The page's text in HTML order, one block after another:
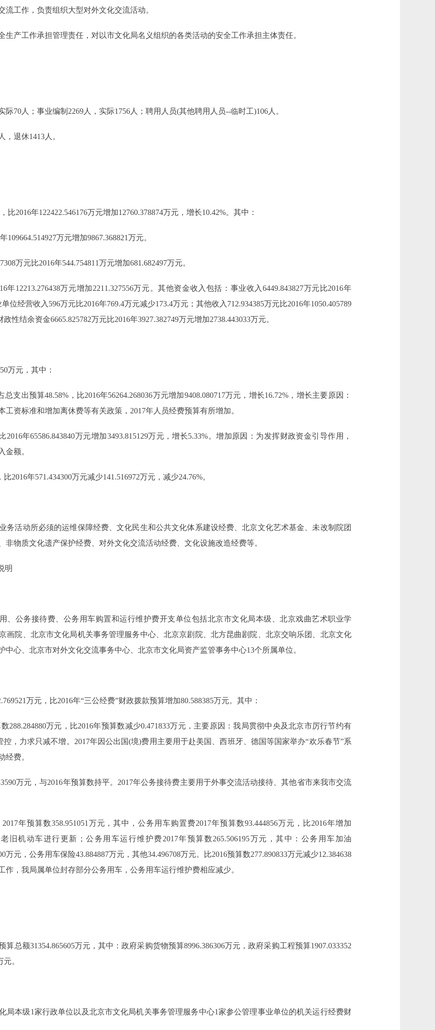
作，负责组织大型对外文化交流活动。
工作承担管理责任，对以市文化局名义组织的各类活动的安全工作承担主体责任。
人；事业编制2269人，实际1756人；聘用人员(其他聘用人员--临时工)106人。
退休1413人。
年122422.546176万元增加12760.378874万元，增长10.42%。其中：
万元增加9867.368821万元。
元比2016年544.754811万元增加681.682497万元。
万元增加2211.327556万元。其他资金收入包括：事业收入6449.843827万元比2016年
位经营收入596万元比2016年769.4万元减少173.4万元；其他收入712.934385万元比2016年1050.405789
性结余资金6665.825782万元比2016年3927.382749万元增加2738.443033万元。
万元，其中：
出预算48.58%，比2016年56264.268036万元增加9408.080717万元，增长16.72%，增长主要原因：
资标准和增加离休费等有关政策，2017年人员经费预算有所增加。
年65586.843840万元增加3493.815129万元，增长5.33%。增加原因：为发挥财政资金引导作用，
金额。
年571.434300万元减少141.516972万元，减少24.76%。
动所必须的运维保障经费、文化民生和公共文化体系建设经费、北京文化艺术基金、未改制院团
物质文化遗产保护经费、对外文化交流活动经费、文化设施改造经费等。
明
务接待费、公务用车购置和运行维护费开支单位包括北京市文化局本级、北京戏曲艺术职业学
画院、北京市文化局机关事务管理服务中心、北京京剧院、北方昆曲剧院、北京交响乐团、北京文化
心、北京市对外文化交流事务中心、北京市文化局资产监管事务中心13个所属单位。
万元，比2016年“三公经费”财政拨款预算增加80.588385万元。其中：
万元，比2016年预算数减少0.471833万元，主要原因：我局贯彻中央及北京市厉行节约有
，力求只减不增。2017年因公出国(境)费用主要用于赴美国、西班牙、德国等国家举办“欢乐春节”系
经费。
万元，与2016年预算数持平。2017年公务接待费主要用于外事交流活动接待、其他省市来我市交流
预算数358.951051万元，其中，公务用车购置费2017年预算数93.444856万元，比2016年增加
旧机动车进行更新；公务用车运行维护费2017年预算数265.506195万元，其中：公务用车加油
万元，公务用车保险43.884887万元，其他34.496708万元。比2016预算数277.890833万元减少12.384638
，我局属单位封存部分公务用车，公务用车运行维护费相应减少。
额31354.865605万元，其中：政府采购货物预算8996.386306万元，政府采购工程预算1907.033352
。
级1家行政单位以及北京市文化局机关事务管理服务中心1家参公管理事业单位的机关运行经费财